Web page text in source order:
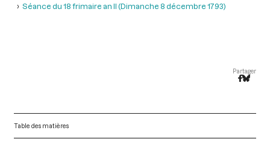
Séance du 18 frimaire an II (Dimanche 8 décembre 1793)
Partager
Table des matières